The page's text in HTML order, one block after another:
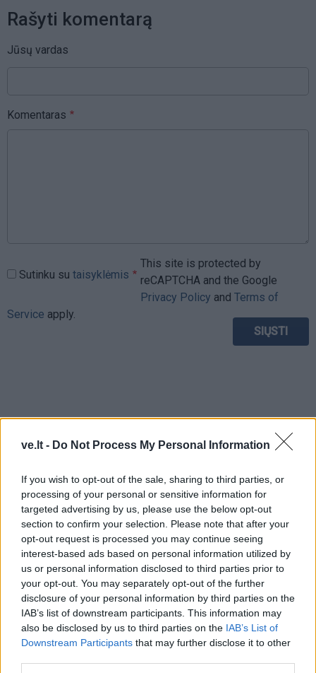
ve.lt - Do Not Process My Personal Information
If you wish to opt-out of the sale, sharing to third parties, or
processing of your personal or sensitive information for
targeted advertising by us, please use the below opt-out
section to confirm your selection. Please note that after your
opt-out request is processed you may continue seeing
interest-based ads based on personal information utilized by
us or personal information disclosed to third parties prior to
your opt-out. You may separately opt-out of the further
disclosure of your personal information by third parties on the
IAB’s list of downstream participants. This information may
also be disclosed by us to third parties on the IAB’s List of
Downstream Participants that may further disclose it to other
Rašyti komentarą
Jūsų vardas
Komentaras
Sutinku su taisyklėmis
This site is protected by
reCAPTCHA and the Google
Privacy Policy and Terms of
Service apply.
TAIP PAT SKAITYKITE